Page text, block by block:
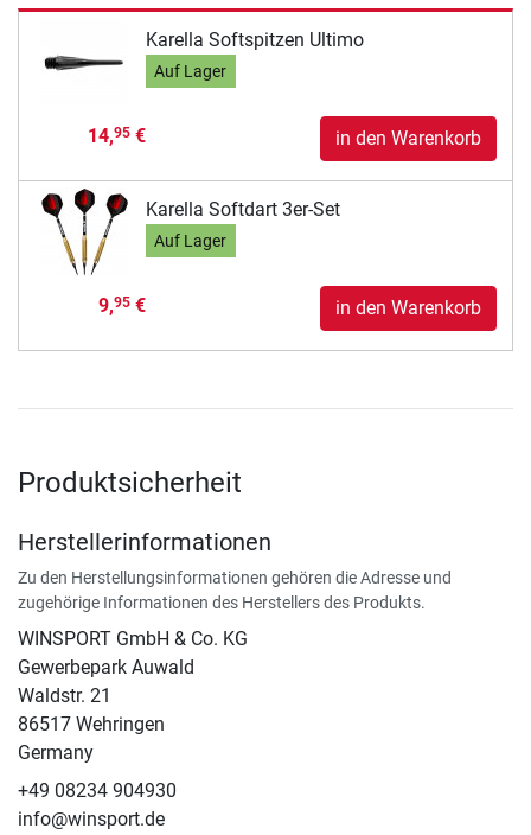
Karella Softspitzen Ultimo
Auf Lager
14,95€ in den Warenkorb
Karella Softdart 3er-Set
Auf Lager
9,95€ in den Warenkorb
Produktsicherheit
Herstellerinformationen
Zu den Herstellungsinformationen gehören die Adresse und
zugehörige Informationen des Herstellers des Produkts.
WINSPORT GmbH & Co. KG
Gewerbepark Auwald
Waldstr. 21
86517 Wehringen
Germany
+49 08234 904930
info@winsport.de